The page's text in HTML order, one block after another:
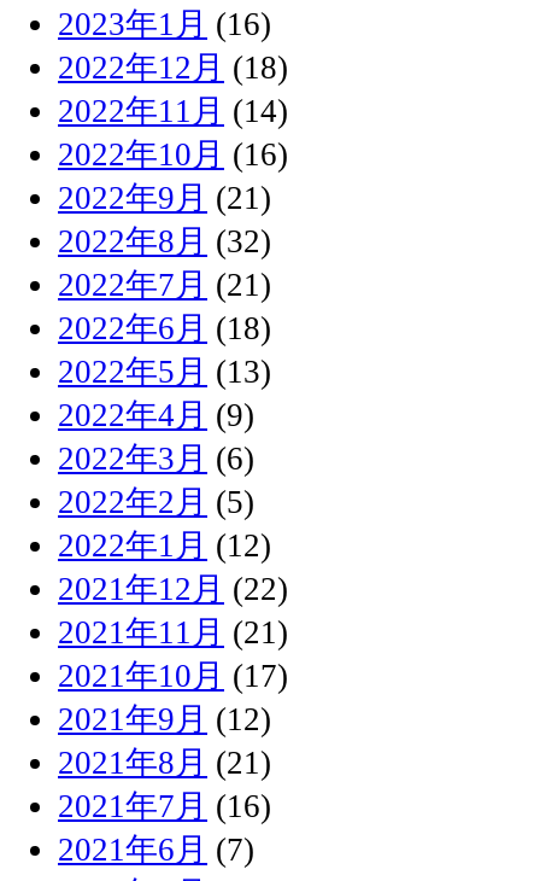
2023年1月 (16)
2022年12月 (18)
2022年11月 (14)
2022年10月 (16)
2022年9月 (21)
2022年8月 (32)
2022年7月 (21)
2022年6月 (18)
2022年5月 (13)
2022年4月 (9)
2022年3月 (6)
2022年2月 (5)
2022年1月 (12)
2021年12月 (22)
2021年11月 (21)
2021年10月 (17)
2021年9月 (12)
2021年8月 (21)
2021年7月 (16)
2021年6月 (7)